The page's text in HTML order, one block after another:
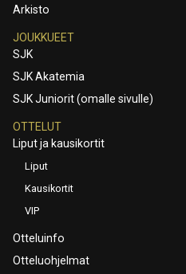
Arkisto
JOUKKUEET
SJK
SJK Akatemia
SJK Juniorit (omalle sivulle)
OTTELUT
Liput ja kausikortit
Liput
Kausikortit
VIP
Otteluinfo
Otteluohjelmat